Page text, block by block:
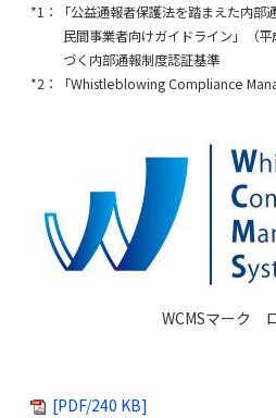
*1：「公益通報者保護法を踏まえた内部
民間事業者向けガイドライン」（
づく内部通報制度認証基準
*2：「Whistleblowing Compliance
WCMSマーク
[PDF/240 KB]